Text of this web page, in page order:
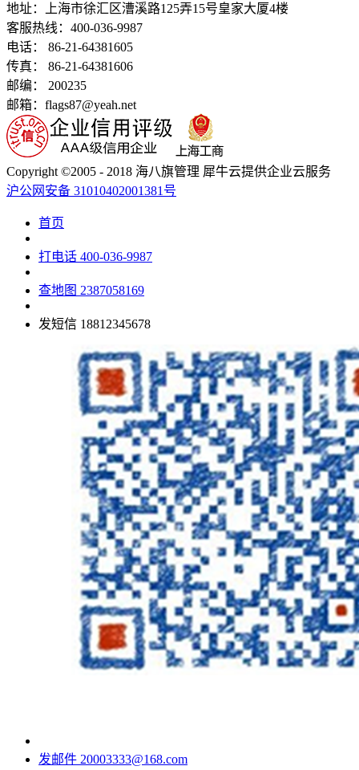
地址：
上海市徐汇区漕溪路125弄15号皇家大厦4楼
客服热线：400-036-9987
电话： 86-21-64381605
传真： 86-21-64381606
邮编： 200235
邮箱：flags87@yeah.net
Copyright ©2005 - 2018 海八旗管理 犀牛云提供企业云服务
沪公网安备 31010402001381号
首页
打电话 400-036-9987
查地图 2387058169
发短信 18812345678
发邮件 20003333@168.com